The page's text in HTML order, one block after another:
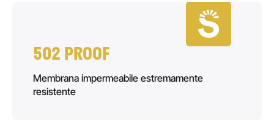
502 PROOF
Membrana impermeabile estremamente
resistente